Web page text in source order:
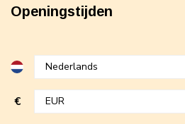
Openingstijden
€